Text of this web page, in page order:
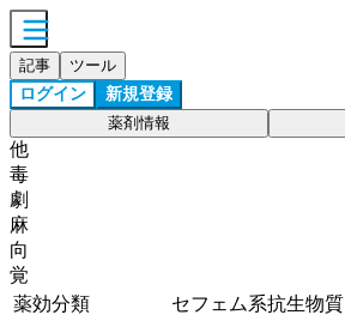
記事 ツール
ログイン 新規登録
薬剤情報
他
毒
劇
麻
向
覚
薬効分類
セフェム系抗生物質